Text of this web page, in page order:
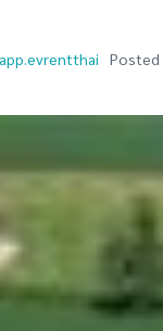
app.evrentthai Posted